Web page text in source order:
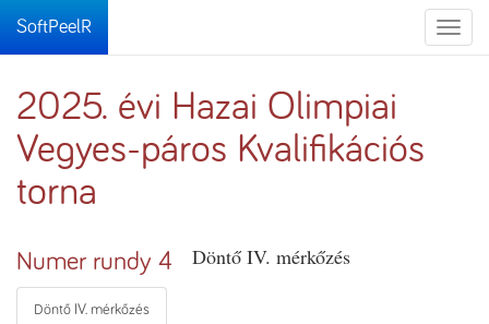
Toggle
SoftPeelR
2025. évi Hazai Olimpiai
Vegyes-páros Kvalifikációs
torna
Numer rundy 4 Döntő IV. mérkőzés
Döntő IV. mérkőzés